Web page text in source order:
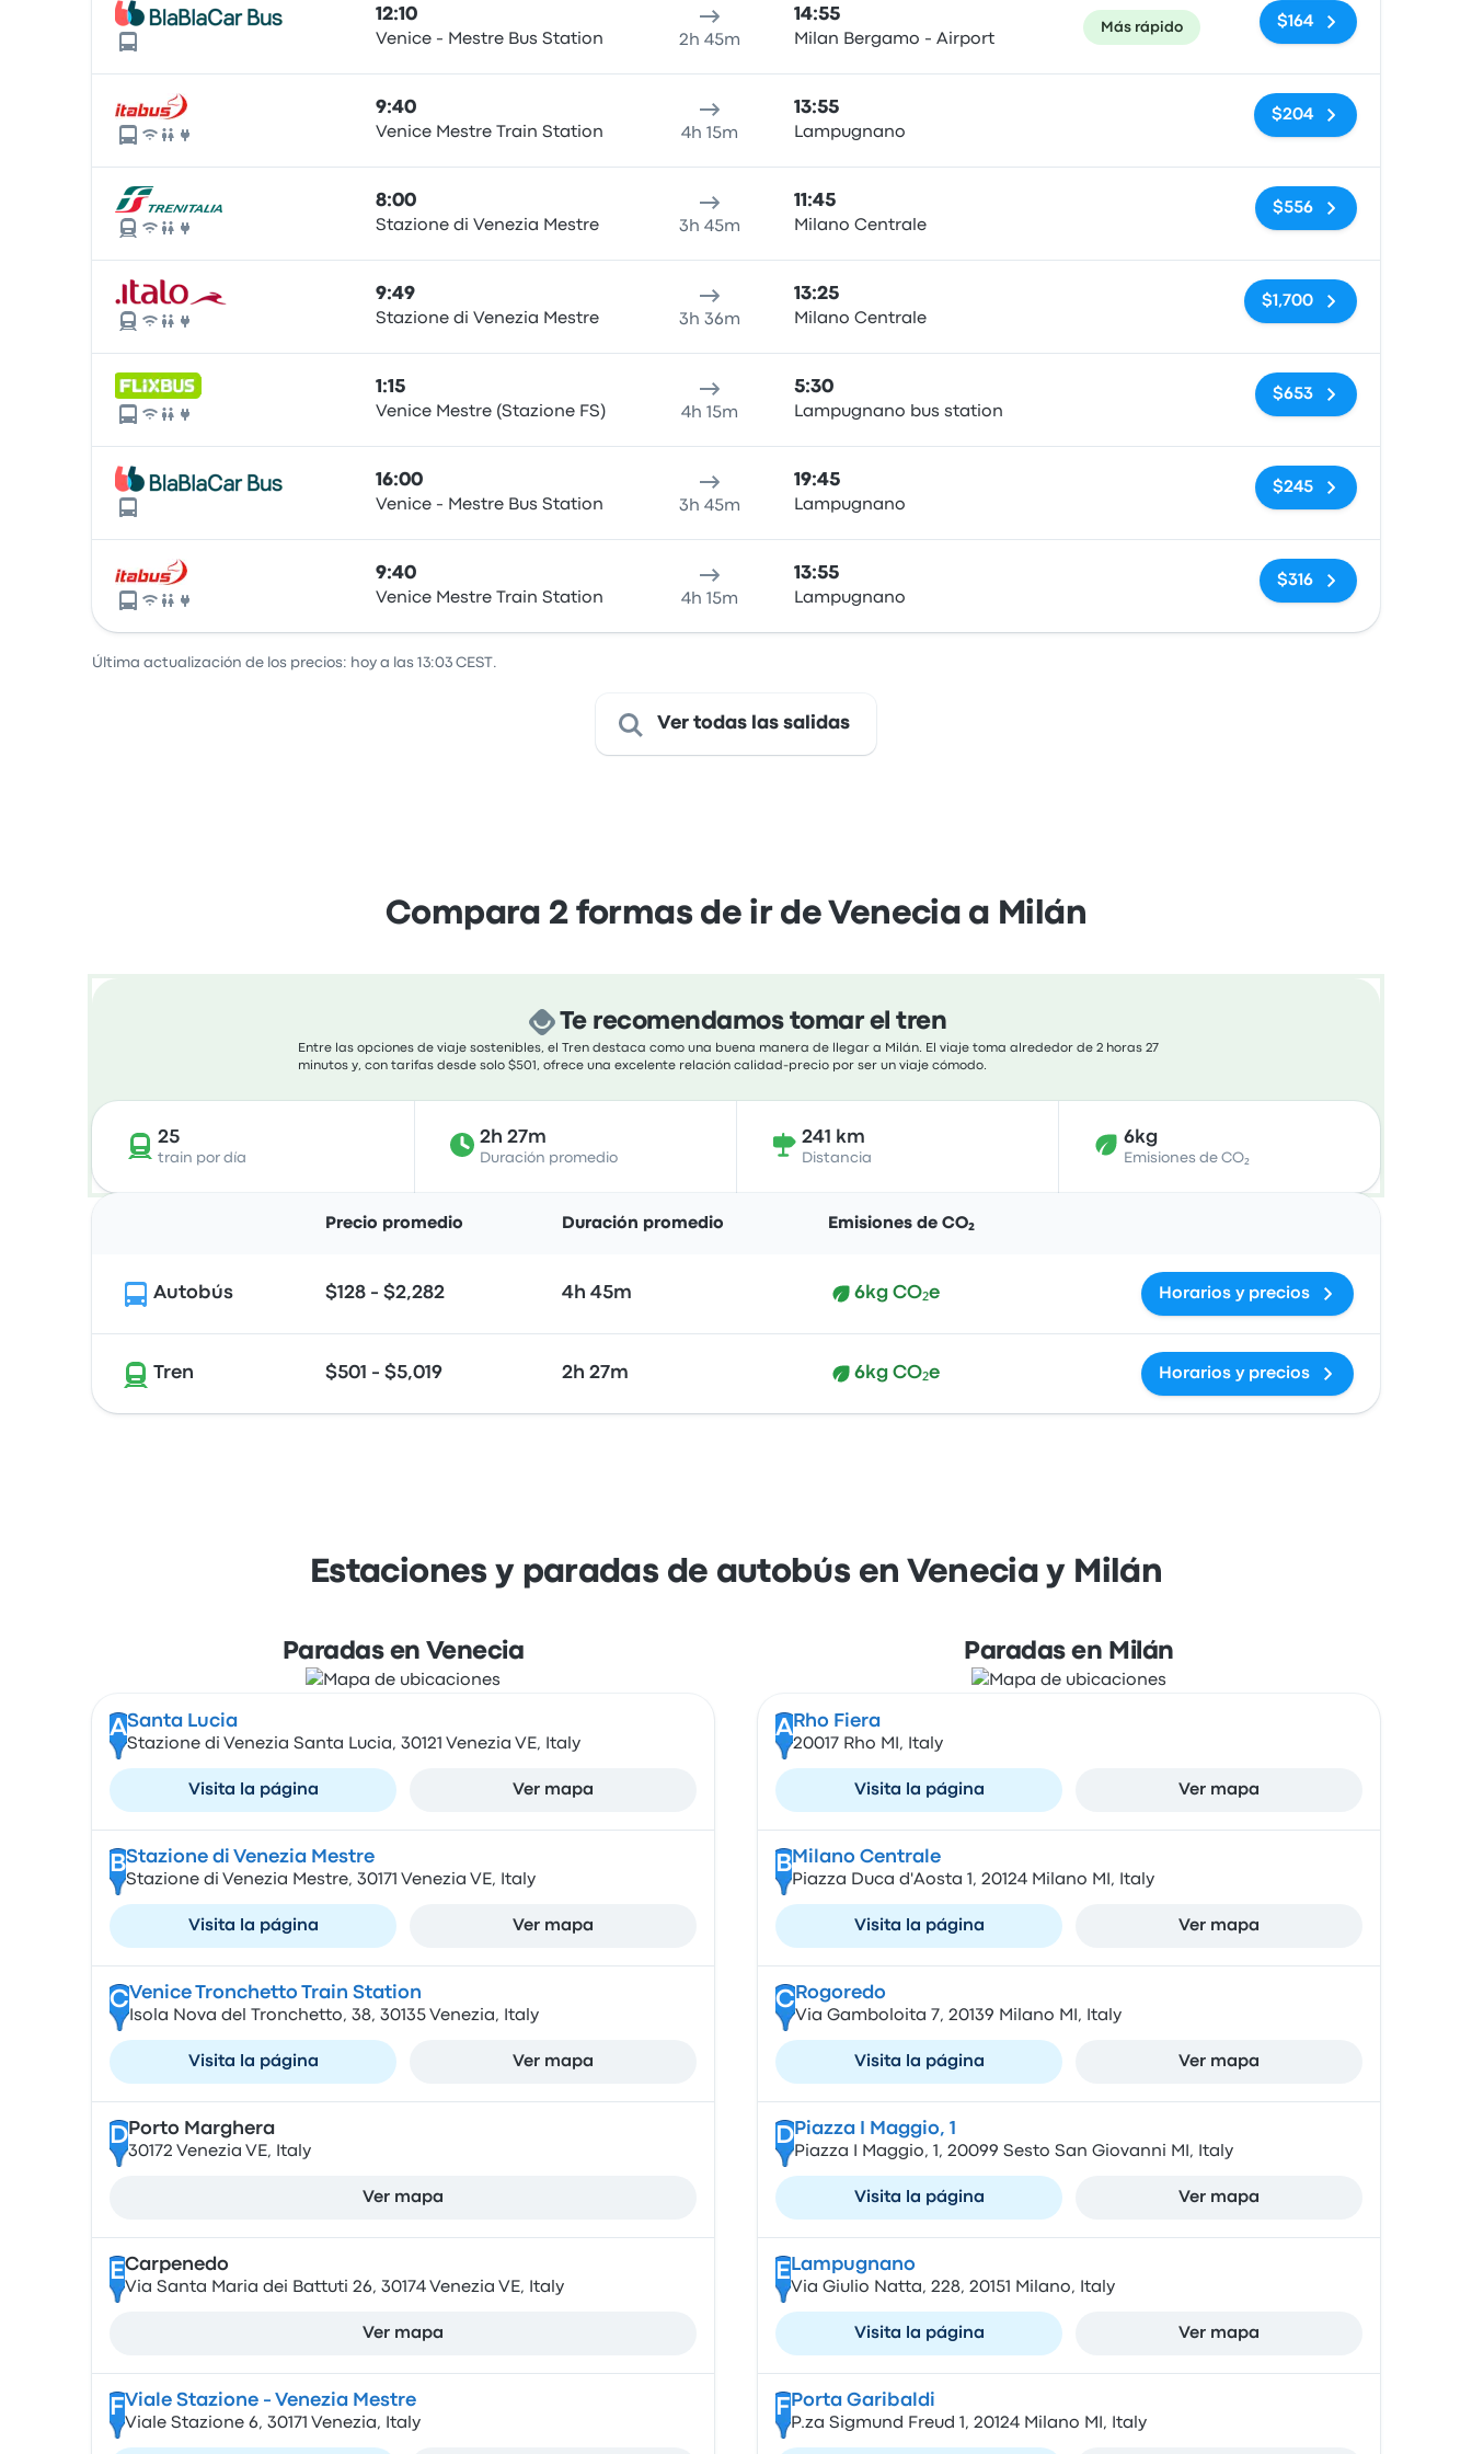
12:10
Venice - Mestre Bus Station 2h 45m
14:55
Milan Bergamo - Airport
Más rápido $164
9:40
Venice Mestre Train Station 4h 15m
13:55
Lampugnano
Sin etiquetas
$204
8:00
Stazione di Venezia Mestre 3h 45m
11:45
Milano Centrale
Sin etiquetas
$556
9:49
Stazione di Venezia Mestre 3h 36m
13:25
Milano Centrale
Sin etiquetas
$1,700
1:15
Venice Mestre (Stazione FS) 4h 15m
5:30
Lampugnano bus station
Sin etiquetas
$653
16:00
Venice - Mestre Bus Station 3h 45m
19:45
Lampugnano
Sin etiquetas
$245
9:40
Venice Mestre Train Station 4h 15m
13:55
Lampugnano
Sin etiquetas
$316
Última actualización de los precios: hoy a las 13:03 CEST.
Ver todas las salidas
Compara 2 formas de ir de Venecia a Milán
Te recomendamos tomar el tren
Entre las opciones de viaje sostenibles, el Tren destaca como una buena manera de llegar a Milán. El viaje toma alrededor de 2 horas 27
minutos y, con tarifas desde solo $501, ofrece una excelente relación calidad-precio por ser un viaje cómodo.
25
train por día
2h 27m
Duración promedio
241 km
Distancia
6kg
Emisiones de CO₂
Precio promedio Duración promedio Emisiones de CO₂
Autobús $128 - $2,282 4h 45m 6kg CO₂e Horarios y precios
Tren $501 - $5,019 2h 27m 6kg CO₂e Horarios y precios
Estaciones y paradas de autobús en Venecia y Milán
Paradas en Venecia
ASanta Lucia
Stazione di Venezia Santa Lucia, 30121 Venezia VE, Italy
Visita la página Ver mapa
BStazione di Venezia Mestre
Stazione di Venezia Mestre, 30171 Venezia VE, Italy
Visita la página Ver mapa
CVenice Tronchetto Train Station
Isola Nova del Tronchetto, 38, 30135 Venezia, Italy
Visita la página Ver mapa
DPorto Marghera
30172 Venezia VE, Italy
Ver mapa
ECarpenedo
Via Santa Maria dei Battuti 26, 30174 Venezia VE, Italy
Ver mapa
F Viale Stazione - Venezia Mestre
Viale Stazione 6, 30171 Venezia, Italy
Paradas en Milán
A Rho Fiera
20017 Rho MI, Italy
Visita la página Ver mapa
B Milano Centrale
Piazza Duca d'Aosta 1, 20124 Milano MI, Italy
Visita la página Ver mapa
CRogoredo
Via Gamboloita 7, 20139 Milano MI, Italy
Visita la página Ver mapa
DPiazza I Maggio, 1
Piazza I Maggio, 1, 20099 Sesto San Giovanni MI, Italy
Visita la página Ver mapa
E Lampugnano
Via Giulio Natta, 228, 20151 Milano, Italy
Visita la página Ver mapa
F Porta Garibaldi
P.za Sigmund Freud 1, 20124 Milano MI, Italy